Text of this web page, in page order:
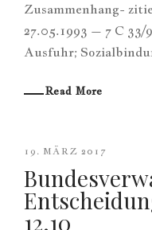
Zusammenhang-
27.05.1993 – 7 C
Ausfuhr;
Read More
19. MÄRZ 2017
12.10